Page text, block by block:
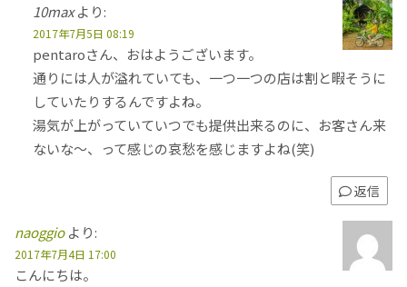
10max より:
2017年7月5日 08:19
pentaroさん、おはようございます。
通りには人が溢れていても、一つ一つの店は割と暇そうに
していたりするんですよね。
湯気が上がっていていつでも提供出来るのに、お客さん来
ないな〜、って感じの哀愁を感じますよね(笑)
返信
naoggio より:
2017年7月4日 17:00
こんにちは。